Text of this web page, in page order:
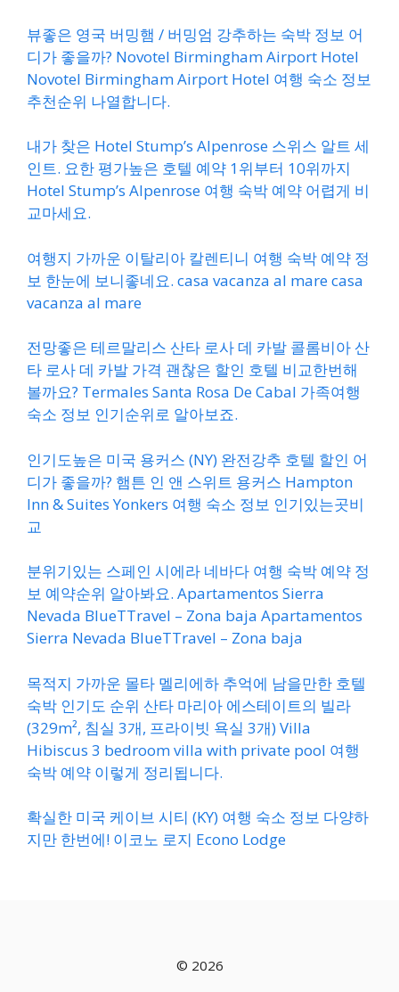
뷰좋은 영국 버밍햄 / 버밍엄 강추하는 숙박 정보 어
디가 좋을까? Novotel Birmingham Airport Hotel
Novotel Birmingham Airport Hotel 여행 숙소 정보
추천순위 나열합니다.
내가 찾은 Hotel Stump’s Alpenrose 스위스 알트 세
인트. 요한 평가높은 호텔 예약 1위부터 10위까지
Hotel Stump’s Alpenrose 여행 숙박 예약 어렵게 비
교마세요.
여행지 가까운 이탈리아 칼렌티니 여행 숙박 예약 정
보 한눈에 보니좋네요. casa vacanza al mare casa
vacanza al mare
전망좋은 테르말리스 산타 로사 데 카발 콜롬비아 산
타 로사 데 카발 가격 괜찮은 할인 호텔 비교한번해
볼까요? Termales Santa Rosa De Cabal 가족여행
숙소 정보 인기순위로 알아보죠.
인기도높은 미국 용커스 (NY) 완전강추 호텔 할인 어
디가 좋을까? 햄튼 인 앤 스위트 용커스 Hampton
Inn & Suites Yonkers 여행 숙소 정보 인기있는곳비
교
분위기있는 스페인 시에라 네바다 여행 숙박 예약 정
보 예약순위 알아봐요. Apartamentos Sierra
Nevada BlueTTravel – Zona baja Apartamentos
Sierra Nevada BlueTTravel – Zona baja
목적지 가까운 몰타 멜리에하 추억에 남을만한 호텔
숙박 인기도 순위 산타 마리아 에스테이트의 빌라
(329m², 침실 3개, 프라이빗 욕실 3개) Villa
Hibiscus 3 bedroom villa with private pool 여행
숙박 예약 이렇게 정리됩니다.
확실한 미국 케이브 시티 (KY) 여행 숙소 정보 다양하
지만 한번에! 이코노 로지 Econo Lodge
© 2026